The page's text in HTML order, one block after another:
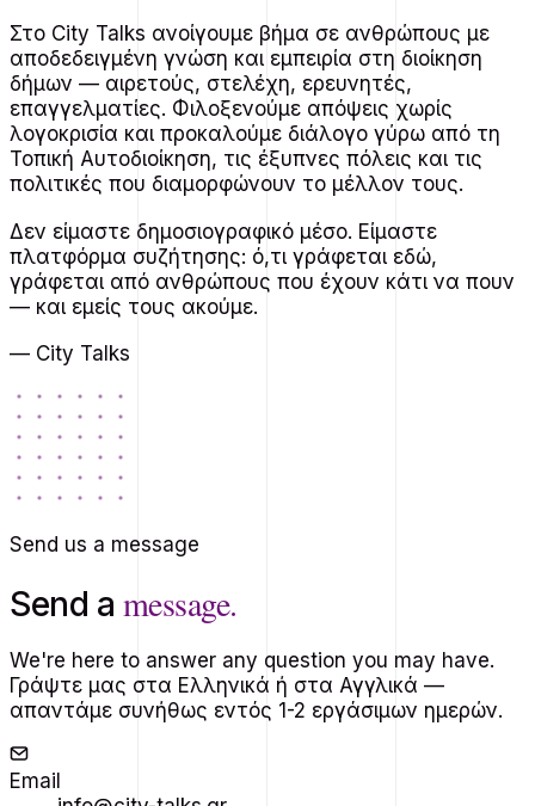
Στο City Talks ανοίγουμε βήμα σε ανθρώπους με
αποδεδειγμένη γνώση και εμπειρία στη διοίκηση
δήμων — αιρετούς, στελέχη, ερευνητές,
επαγγελματίες. Φιλοξενούμε απόψεις χωρίς
λογοκρισία και προκαλούμε διάλογο γύρω από τη
Τοπική Αυτοδιοίκηση, τις έξυπνες πόλεις και τις
πολιτικές που διαμορφώνουν το μέλλον τους.
Δεν είμαστε δημοσιογραφικό μέσο. Είμαστε
πλατφόρμα συζήτησης: ό,τι γράφεται εδώ,
γράφεται από ανθρώπους που έχουν κάτι να πουν
— και εμείς τους ακούμε.
— City Talks
Send us a message
Send a message.
We're here to answer any question you may have.
Γράψτε μας στα Ελληνικά ή στα Αγγλικά —
απαντάμε συνήθως εντός 1-2 εργάσιμων ημερών.
Email